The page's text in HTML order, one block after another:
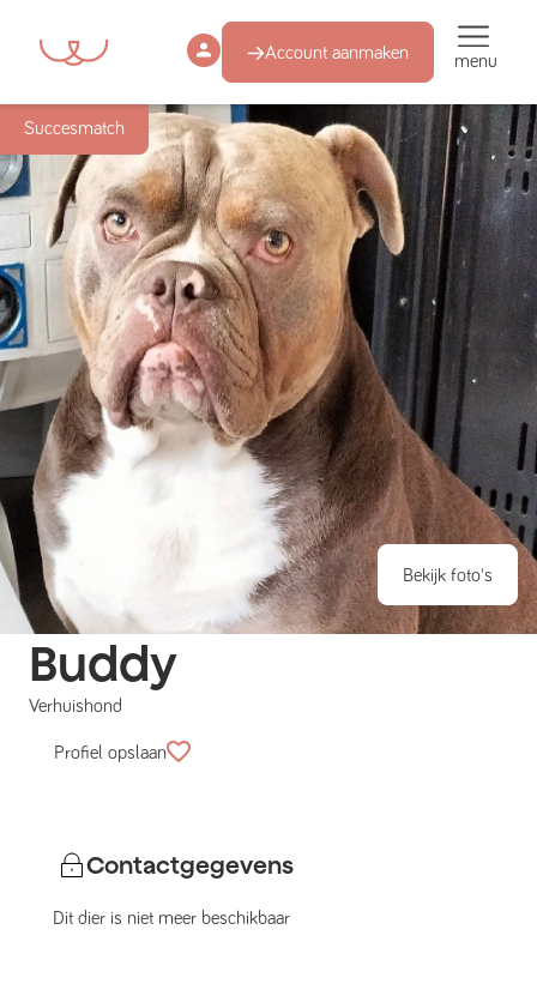
Account aanmaken menu
Succesmatch
Bekijk foto's
Buddy
Verhuishond
Profiel opslaan
Contactgegevens
Dit dier is niet meer beschikbaar